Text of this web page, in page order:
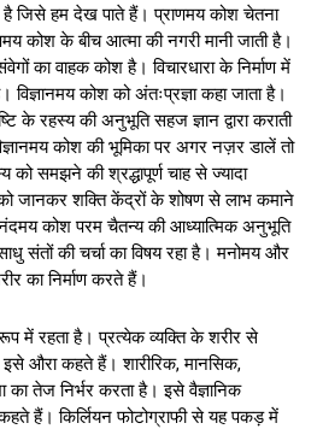
जिसे हम देख पाते हैं। प्राणमय कोश चेतना
कोश के बीच आत्मा की नगरी मानी जाती है।
का वाहक कोश है। विचारधारा के निर्माण में
कोश को अंतःप्रज्ञा कहा जाता है।
के रहस्य की अनुभूति सहज ज्ञान द्वारा कराती
कोश की भूमिका पर अगर नज़र डालें तो
समझने की श्रद्धापूर्ण चाह से ज्यादा
जानकर शक्ति केंद्रों के शोषण से लाभ कमाने
कोश परम चैतन्य की आध्यात्मिक अनुभूति
संतों की चर्चा का विषय रहा है। मनोमय और
का निर्माण करते हैं।
में रहता है। प्रत्येक व्यक्ति के शरीर से
औरा कहते हैं। शारीरिक, मानसिक,
का तेज निर्भर करता है। इसे वैज्ञानिक
कहते हैं। किर्लियन फोटोग्राफी से यह पकड़ में